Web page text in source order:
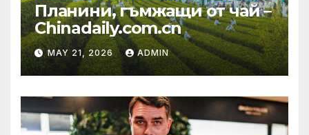
Планини, гъмжащи от чай –
Chinadaily.com.cn
MAY 21, 2026 ADMIN